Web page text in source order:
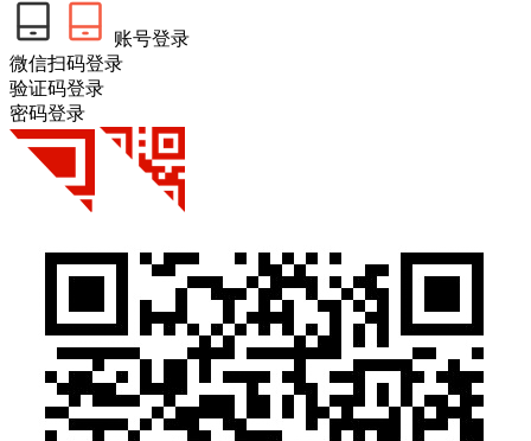
账号登录
微信扫码登录
验证码登录
密码登录